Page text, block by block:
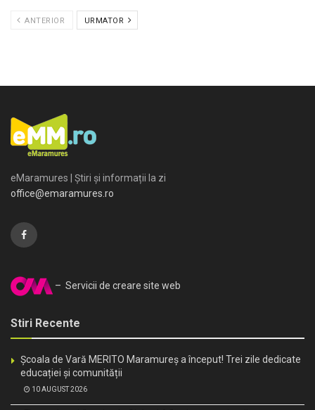
ANTERIOR URMATOR
eMaramures | Știri și informații la zi
office@emaramures.ro
– Servicii de creare site web
Stiri Recente
Școala de Vară MERITO Maramureș a început! Trei zile dedicate
educației și comunității
10 AUGUST 2026